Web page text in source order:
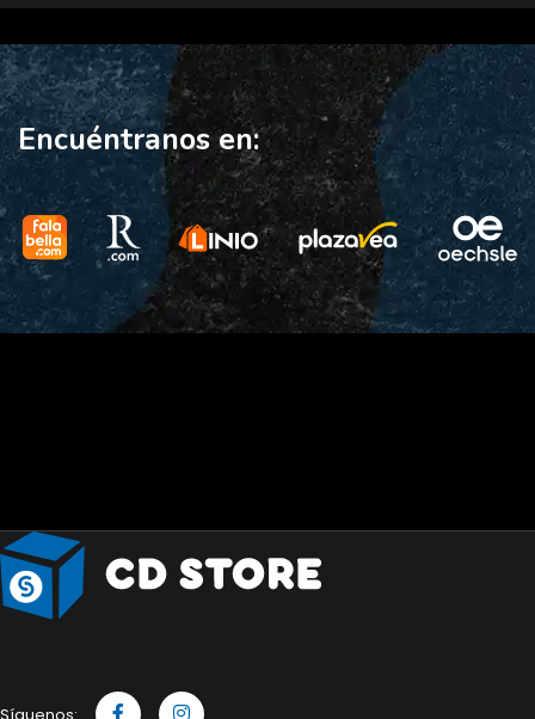
Encuéntranos en: